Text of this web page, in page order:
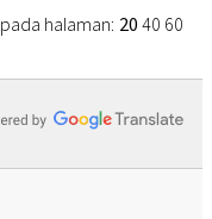
halaman: 2040 60